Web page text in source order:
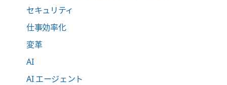
セキュリティ
仕事効率化
変革
AI
AI エージェント